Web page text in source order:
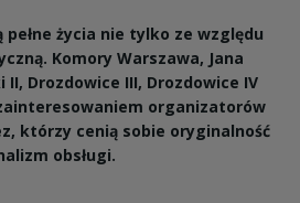
życia nie tylko ze względu
Komory Warszawa, Jana
II, Drozdowice III, Drozdowice IV
organizatorów
którzy cenią sobie oryginalność
obsługi.